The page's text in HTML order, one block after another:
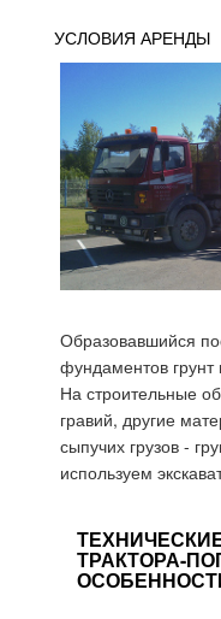
УСЛОВИЯ АРЕНДЫ
Образовавшийся
фундаментов грунт
На строительные
гравий, другие
сыпучих грузов -
используем
ТРАКТОРА-